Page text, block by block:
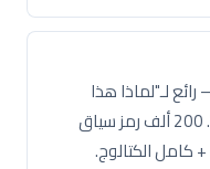
لـ"لماذا هذا
معطل" أو "ماذا يسأل العميل فعلاً". 200 ألف رمز سياق
كامل الكتالوج.